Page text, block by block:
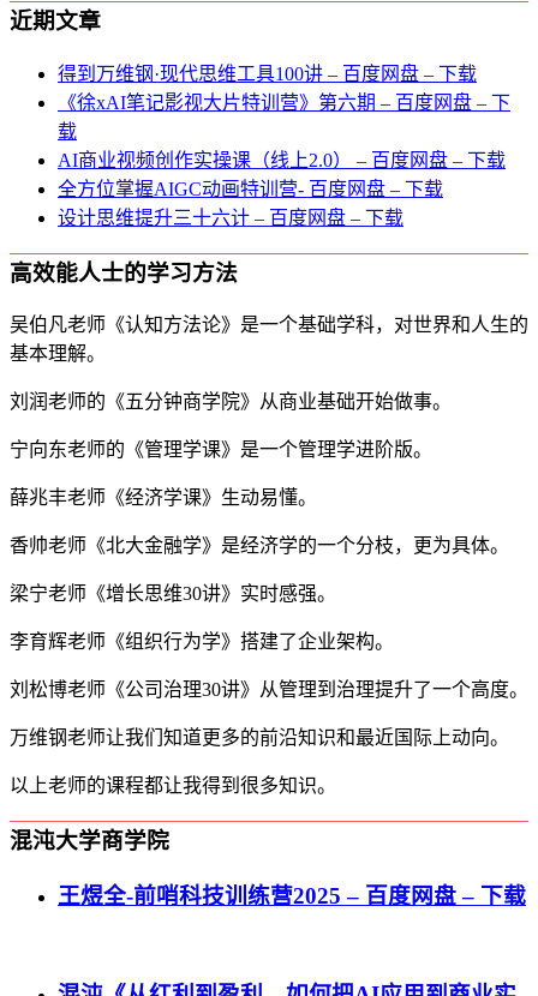
近期文章
得到万维钢·现代思维⼯具100讲 – 百度网盘 – 下载
《徐xAI笔记影视大片特训营》第六期 – 百度网盘 – 下
载
AI商业视频创作实操课（线上2.0） – 百度网盘 – 下载
全方位掌握AIGC动画特训营- 百度网盘 – 下载
设计思维提升三十六计 – 百度网盘 – 下载
高效能人士的学习方法
吴伯凡老师《认知方法论》是一个基础学科，对世界和人生的
基本理解。
刘润老师的《五分钟商学院》从商业基础开始做事。
宁向东老师的《管理学课》是一个管理学进阶版。
薛兆丰老师《经济学课》生动易懂。
香帅老师《北大金融学》是经济学的一个分枝，更为具体。
梁宁老师《增长思维30讲》实时感强。
李育辉老师《组织行为学》搭建了企业架构。
刘松博老师《公司治理30讲》从管理到治理提升了一个高度。
万维钢老师让我们知道更多的前沿知识和最近国际上动向。
以上老师的课程都让我得到很多知识。
混沌大学商学院
王煜全-前哨科技训练营2025 – 百度网盘 – 下载